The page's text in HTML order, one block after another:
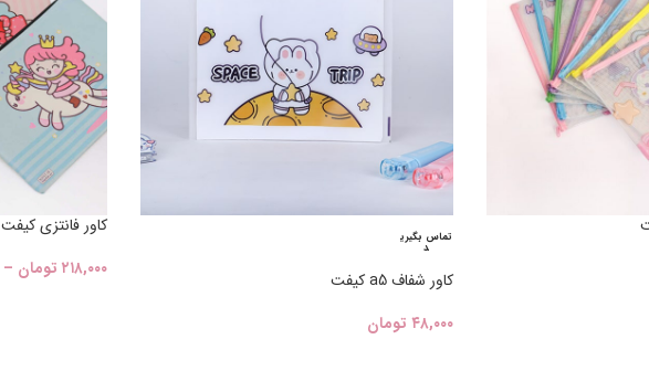
تماس بگیری
د
کاور شفاف a5 کیفت
۴۸,۰۰۰ تومان
کاور فانتزی کیفت
۲۱۸,۰۰۰ تومان –